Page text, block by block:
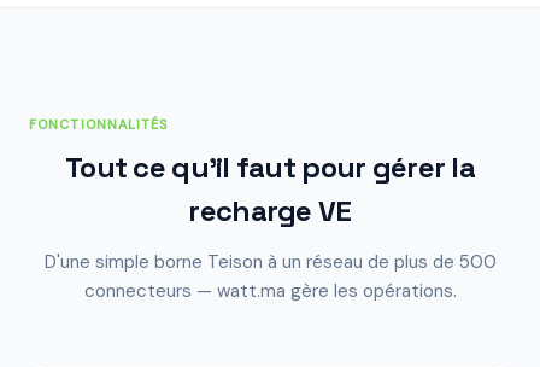
FONCTIONNALITÉS
Tout ce qu'il faut pour gérer la
recharge VE
D'une simple borne Teison à un réseau de plus de 500
connecteurs — watt.ma gère les opérations.